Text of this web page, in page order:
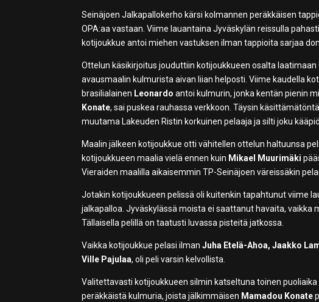
Seinäjoen Jalkapallokerho kärsi kolmannen peräkkäisen
OPA:aa vastaan. Viime lauantaina Jyväskylän reissulla
kotijoukkue antoi miehen vastuksen ilman tappioita sarjaa
Ottelun käsikirjoitus jouduttiin kotijoukkueen osalta
avausmaalin kulmurista aivan liian helposti. Viime kaudella
brasilialainen Leonardo antoi kulmurin, jonka kentän pienin
Konate, sai puskea rauhassa verkkoon. Täysin
muutama Lakeuden Ristin korkuinen pelaaja ja silti joku
Maalin jälkeen kotijoukkue otti vähitellen ottelun haltuunsa
kotijoukkueen maalia vielä ennen kuin Mikael Muurimäki
Vieraiden maalilla aikaisemmin TP-Seinäjoen väreissäkin
Jotakin kotijoukkueen pelissä oli kuitenkin tapahtunut viime
jalkapalloa. Jyväskylässä moista ei saattanut havaita, vaikka
Tällaisella pelillä on taatusti luvassa pisteitä jatkossa.
Vaikka kotijoukkue pelasi ilmanJuha Etelä-Ahoa, Jaakko
Ville Pajulaa, oli peli varsin kelvollista.
Valitettavasti kotijoukkueen silmin katseltuna toinen
peräkkäistä kulmuria, joista jälkimmäisen Mamadou Konate